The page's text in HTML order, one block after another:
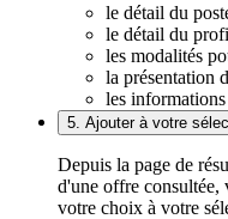
le détail du
le détail du
les modalités
la présentation
les
5. Ajouter à votre
Depuis la page de
d'une offre consultée,
votre choix à votre